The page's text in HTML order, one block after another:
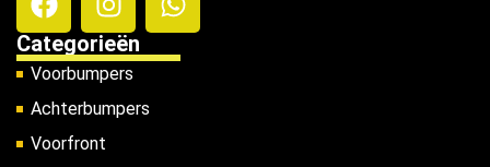
Categorieën
Voorbumpers
Achterbumpers
Voorfront